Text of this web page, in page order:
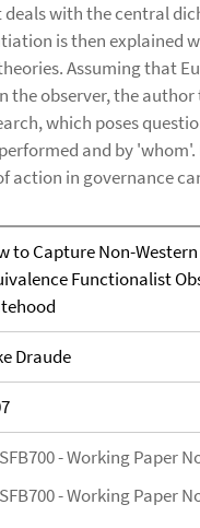
with the central
is then explained
Assuming that
the observer, the
which poses
and by
action in governance
to Capture Non-
Functionalist
Draude
SFB700 - Working Paper
SFB700 - Working Paper